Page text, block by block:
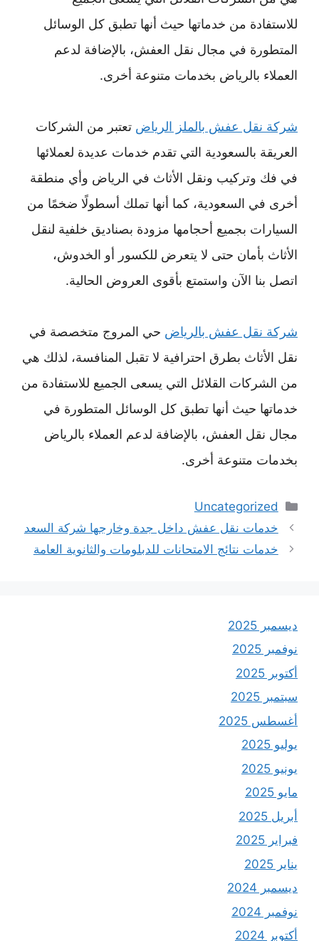
للاستفادة من خدماتها حيث أنها تطبق كل الوسائل
المتطورة في مجال نقل العفش، بالإضافة لدعم
العملاء بالرياض بخدمات متنوعة أخرى.
شركة نقل عفش بالملز الرياض تعتبر من الشركات
العريقة بالسعودية التي تقدم خدمات عديدة لعملائها
في فك وتركيب ونقل الأثاث في الرياض وأي منطقة
أخرى في السعودية، كما أنها تملك أسطولًا ضخمًا من
السيارات بجميع أحجامها مزودة بصناديق خلفية لنقل
الأثاث بأمان حتى لا يتعرض للكسور أو الخدوش،
اتصل بنا الآن واستمتع بأقوى العروض الحالية.
شركة نقل عفش بالرياض حي المروج متخصصة في
نقل الأثاث بطرق احترافية لا تقبل المنافسة، لذلك هي
من الشركات القلائل التي يسعى الجميع للاستفادة من
خدماتها حيث أنها تطبق كل الوسائل المتطورة في
مجال نقل العفش، بالإضافة لدعم العملاء بالرياض
بخدمات متنوعة أخرى.
التصنيفات
Uncategorized
خدمات نقل عفش داخل جدة وخارجها شركة السعد
خدمات نتائج الامتحانات للدبلومات والثانوية العامة
ديسمبر 2025
نوفمبر 2025
أكتوبر 2025
سبتمبر 2025
أغسطس 2025
يوليو 2025
يونيو 2025
مايو 2025
أبريل 2025
فبراير 2025
يناير 2025
ديسمبر 2024
نوفمبر 2024
أكتوبر 2024